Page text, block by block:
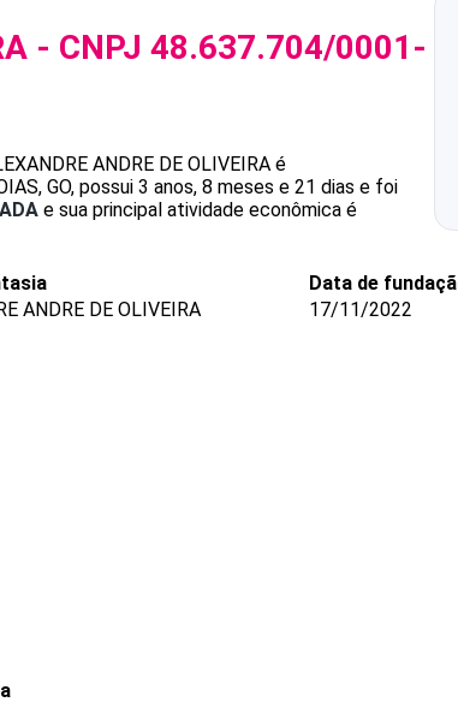
- CNPJ 48.637.704/0001-
ANDRE DE OLIVEIRA é
GO, possui 3 anos, 8 meses e 21 dias e foi
e sua principal atividade econômica é
ANDRE DE OLIVEIRA
Data de
17/11/2022